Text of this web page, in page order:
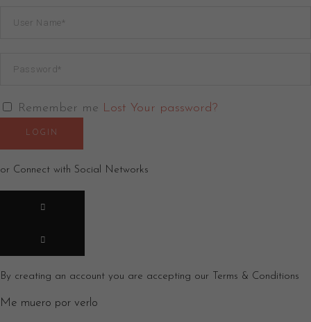
Remember me Lost Your password?
LOGIN
or Connect with Social Networks
By creating an account you are accepting our Terms & Conditions
Me muero por verlo